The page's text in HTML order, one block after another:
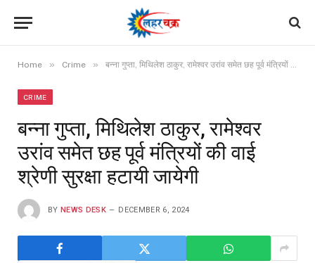
Home » Crime » बन्ना गुप्ता, मिथिलेश ठाकुर, रामेश्वर उरांव समेत छह पूर्व मंत्रियों की वाई श्रेणी सुरक्षा हटायी जायेगी
CRIME
बन्ना गुप्ता, मिथिलेश ठाकुर, रामेश्वर
उरांव समेत छह पूर्व मंत्रियों की वाई
श्रेणी सुरक्षा हटायी जायेगी
BY NEWS DESK DECEMBER 6, 2024